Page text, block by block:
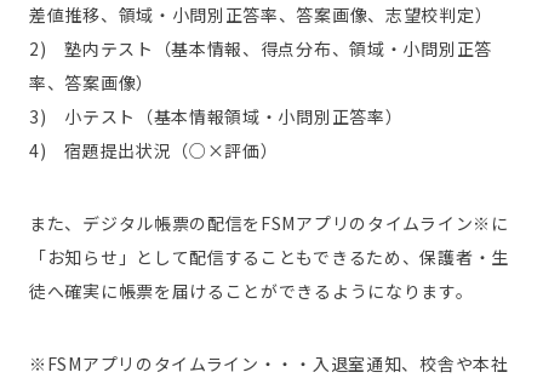
差値推移、領域・小問別正答率、答案画像、志望校判定）
2) 塾内テスト（基本情報、得点分布、領域・小問別正答
率、答案画像）
3) 小テスト（基本情報領域・小問別正答率）
4) 宿題提出状況（○×評価）
また、デジタル帳票の配信をFSMアプリのタイムライン※に
「お知らせ」として配信することもできるため、保護者・生
徒へ確実に帳票を届けることができるようになります。
※FSMアプリのタイムライン・・・入退室通知、校舎や本社